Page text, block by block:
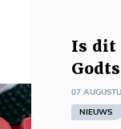
Is dit
07
NIEUWS